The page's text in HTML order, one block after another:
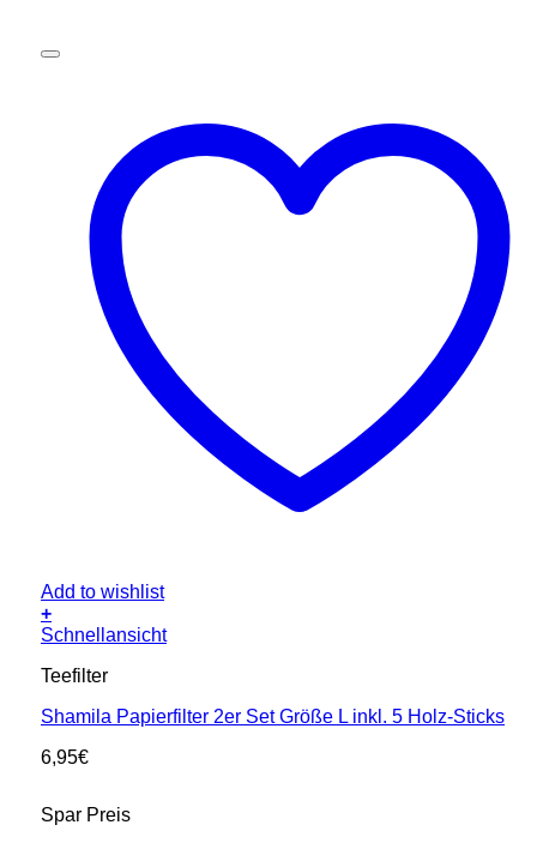
Add to wishlist
+
Schnellansicht
Teefilter
Shamila Papierfilter 2er Set Größe L inkl. 5 Holz-Sticks
6,95€
Spar Preis